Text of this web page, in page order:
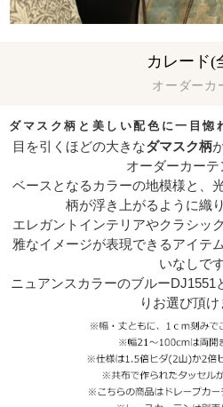
ダマスク柄と美しい配色に一目惚
オーダーカ
カレード(
目を引くほどの大きなダマスク柄
オーダーカーテ
ベースとなるカラーの地模様と、
柄が浮き上がるように織
エレガントインテリアやクラシッ
雅なイメージが表現できるアイテ
いなしで
ニュアンスカラーのブルーDJ1551
りお選び頂け